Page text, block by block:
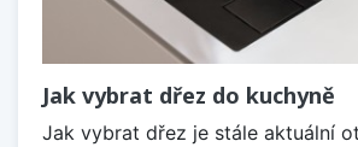
Jak vybrat dřez do kuchyně
Jak vybrat dřez je stále aktuální